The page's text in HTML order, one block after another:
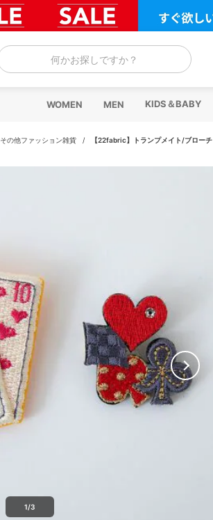
何かお探しですか？
WOMEN MEN KIDS＆BABY
その他ファッション雑貨 / 【22fabric】トランプメイト/ブローチ
1/3